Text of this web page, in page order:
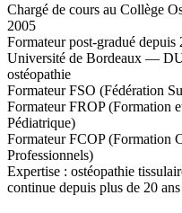
Chargé de cours au Collège
2005
Formateur post-gradué depuis
Université de Bordeaux —
ostéopathie
Formateur FSO (Fédération
Formateur FROP (Formation
Pédiatrique)
Formateur FCOP (Formation
Professionnels)
Expertise : ostéopathie
continue depuis plus de 20 ans